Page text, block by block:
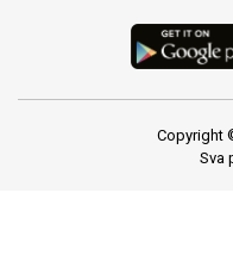
Copyright
Sva